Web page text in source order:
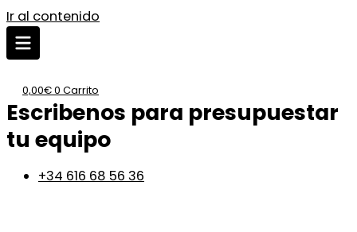
Ir al contenido
0,00€0 Carrito
Escribenos para presupuestar
tu equipo
+34 616 68 56 36